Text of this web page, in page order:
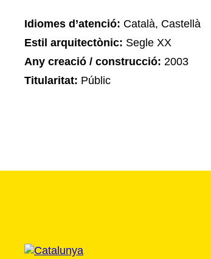
Idiomes d’atenció: Català, Castellà
Estil arquitectònic: Segle XX
Any creació / construcció: 2003
Titularitat: Públic